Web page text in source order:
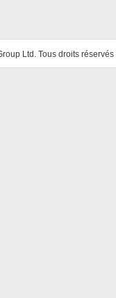
Ltd. Tous droits